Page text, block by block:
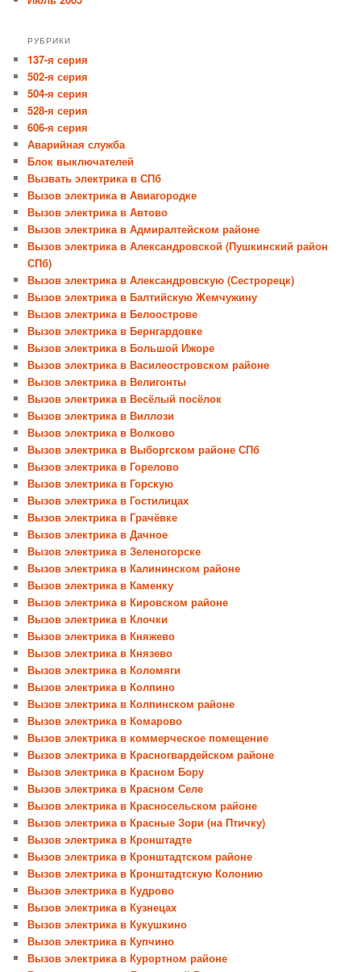
РУБРИКИ
137-я серия
502-я серия
504-я серия
528-я серия
606-я серия
Аварийная служба
Блок выключателей
Вызвать электрика в СПб
Вызов электрика в Авиагородке
Вызов электрика в Автово
Вызов электрика в Адмиралтейском районе
Вызов электрика в Александровской (Пушкинский район
СПб)
Вызов электрика в Александровскую (Сестрорецк)
Вызов электрика в Балтийскую Жемчужину
Вызов электрика в Белоострове
Вызов электрика в Бернгардовке
Вызов электрика в Большой Ижоре
Вызов электрика в Василеостровском районе
Вызов электрика в Велигонты
Вызов электрика в Весёлый посёлок
Вызов электрика в Виллози
Вызов электрика в Волково
Вызов электрика в Выборгском районе СПб
Вызов электрика в Горелово
Вызов электрика в Горскую
Вызов электрика в Гостилицах
Вызов электрика в Грачёвке
Вызов электрика в Дачное
Вызов электрика в Зеленогорске
Вызов электрика в Калининском районе
Вызов электрика в Каменку
Вызов электрика в Кировском районе
Вызов электрика в Клочки
Вызов электрика в Княжево
Вызов электрика в Князево
Вызов электрика в Коломяги
Вызов электрика в Колпино
Вызов электрика в Колпинском районе
Вызов электрика в Комарово
Вызов электрика в коммерческое помещение
Вызов электрика в Красногвардейском районе
Вызов электрика в Красном Бору
Вызов электрика в Красном Селе
Вызов электрика в Красносельском районе
Вызов электрика в Красные Зори (на Птичку)
Вызов электрика в Кронштадте
Вызов электрика в Кронштадтском районе
Вызов электрика в Кронштадтскую Колонию
Вызов электрика в Кудрово
Вызов электрика в Кузнецах
Вызов электрика в Кукушкино
Вызов электрика в Купчино
Вызов электрика в Курортном районе